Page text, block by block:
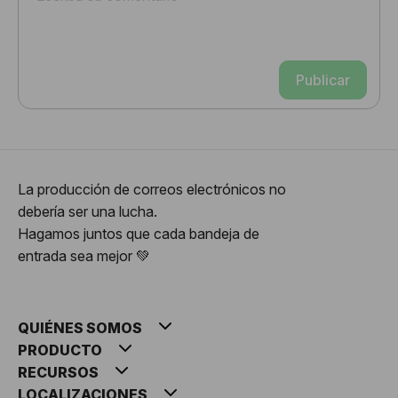
Publicar
La producción de correos electrónicos no
debería ser una lucha.
Hagamos juntos que cada bandeja de
entrada sea mejor 💚
QUIÉNES SOMOS
PRODUCTO
RECURSOS
LOCALIZACIONES